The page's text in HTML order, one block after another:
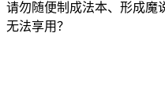
请勿随便制成法本、形成魔
无法享用？